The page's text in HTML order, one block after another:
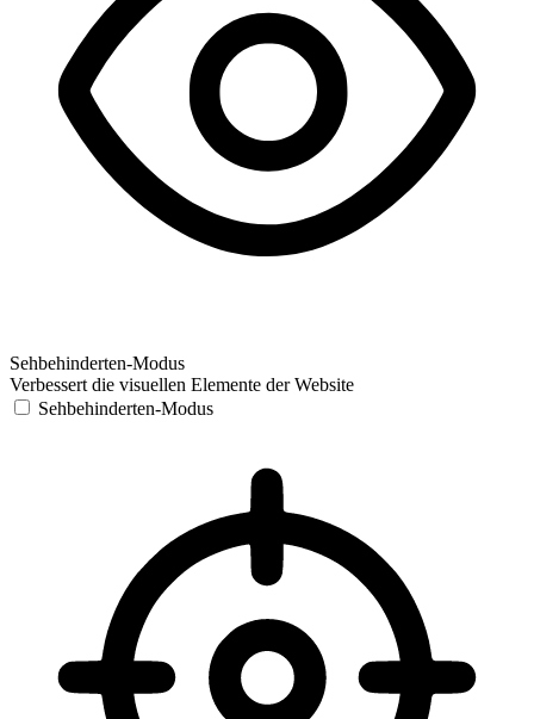
Sehbehinderten-Modus
Verbessert die visuellen Elemente der Website
Sehbehinderten-Modus